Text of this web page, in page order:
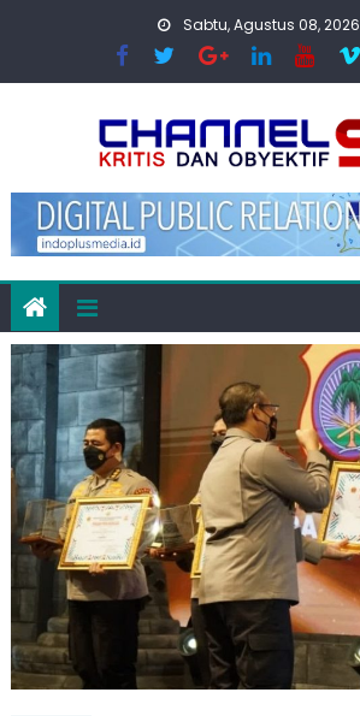
Sabtu, Agustus 08, 2026